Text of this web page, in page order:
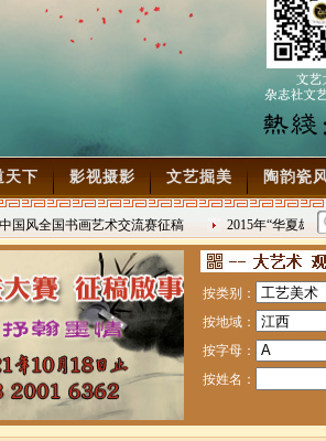
天下 影视摄影 文艺掘美 陶韵瓷
风全国书画艺术交流赛征稿
2015年“华夏雄风”
日战争胜利70周年书画
按类别：
按地域：
按字母：
按姓名：